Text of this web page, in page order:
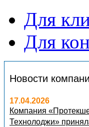
Для
Для
Новости
17.04.2026
Компания
Технолоджи»